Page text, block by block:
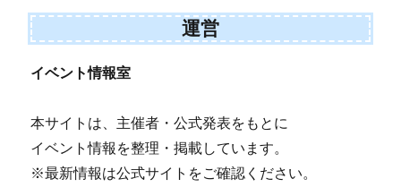
運営
イベント情報室
本サイトは、主催者・公式発表をもとに
イベント情報を整理・掲載しています。
※最新情報は公式サイトをご確認ください。